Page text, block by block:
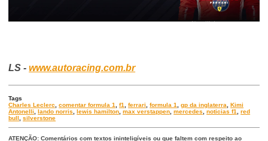
LS -www.autoracing.com.br
Tags
Charles Leclerc,comentar formula 1,f1,ferrari,formula 1,gp da inglaterra,Kimi
Antonelli,lando norris,lewis hamilton,max verstappen,mercedes,noticias f1,red
bull,silverstone
ATENÇÃO: Comentários com textos ininteligíveis ou que faltem com respeito ao